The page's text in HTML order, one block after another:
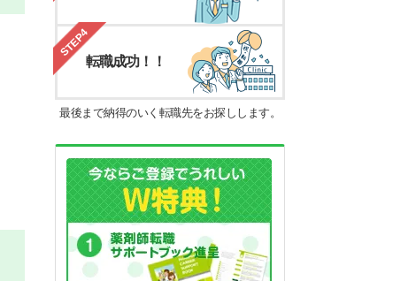
STEP4
転職成功！！
最後まで納得のいく転職先をお探しします。